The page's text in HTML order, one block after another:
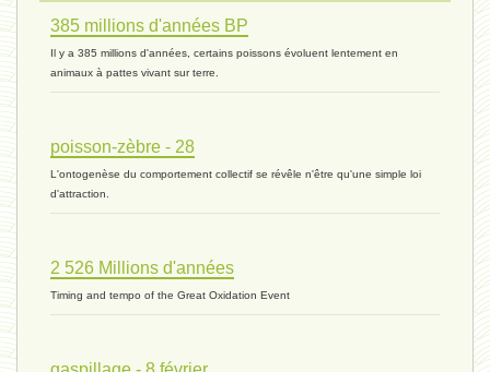
monogamie 03 - 21 novembre 2023 *
évolution 06 - 9 novembre 2023 *
vivant 07 - 22 octobre 2023 *
vivant 06 - 19 octobre 2023 *
385 millions d'années BP
Il y a 385 millions d'années, certains poissons évoluent lentement en
animaux à pattes vivant sur terre.
poisson-zèbre - 28
L'ontogenèse du comportement collectif se révêle n'être qu'une simple loi
d'attraction.
2 526 Millions d'années
Timing and tempo of the Great Oxidation Event